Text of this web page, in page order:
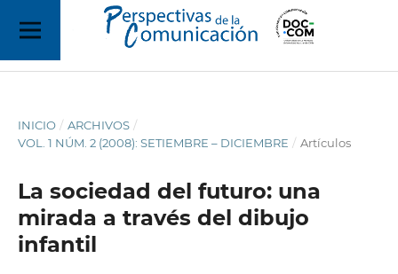
INICIO / ARCHIVOS /
VOL. 1 NÚM. 2 (2008): SETIEMBRE – DICIEMBRE / Artículos
La sociedad del futuro: una
mirada a través del dibujo
infantil